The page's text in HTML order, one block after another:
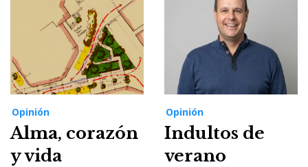
Opinión
Alma, corazón
y vida
Opinión
Indultos de
verano